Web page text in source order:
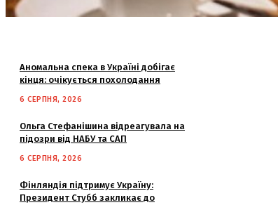
Аномальна спека в Україні добігає
кінця: очікується похолодання
6 СЕРПНЯ, 2026
Ольга Стефанішина відреагувала на
підозри від НАБУ та САП
6 СЕРПНЯ, 2026
Фінляндія підтримує Україну:
Президент Стубб закликає до